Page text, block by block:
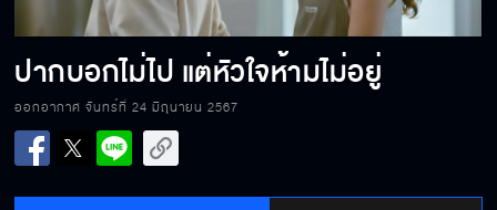
ปากบอกไม่ไป แต่หัวใจห้ามไม่อยู่
ออกอากาศ จันทร์ที่ 24 มิถุนายน 2567
อย่าให้คำตอบของคนอื่นมาด้อยค่าตัวตนของเรา